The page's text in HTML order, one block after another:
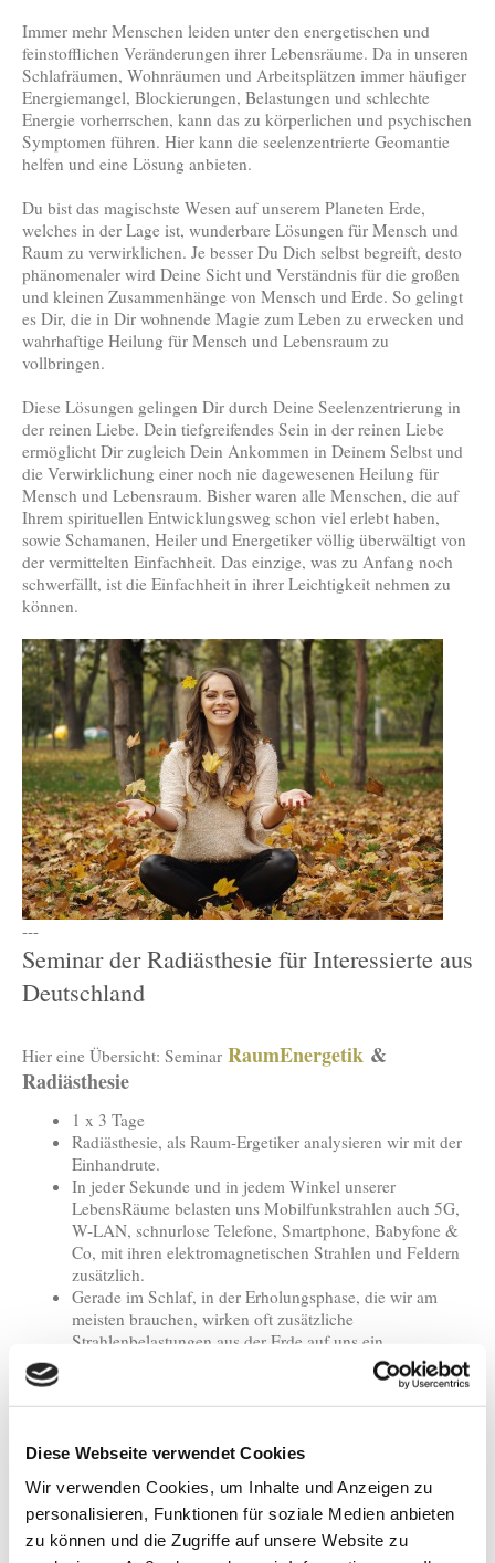
Diese Webseite verwendet Cookies
Wir verwenden Cookies, um Inhalte und Anzeigen zu
personalisieren, Funktionen für soziale Medien anbieten
zu können und die Zugriffe auf unsere Website zu
Immer mehr Menschen leiden unter den energetischen und
feinstofflichen Veränderungen ihrer Lebensräume. Da in unseren
Schlafräumen, Wohnräumen und Arbeitsplätzen immer häufiger
Energiemangel, Blockierungen, Belastungen und schlechte
Energie vorherrschen, kann das zu körperlichen und psychischen
Symptomen führen. Hier kann die seelenzentrierte Geomantie
helfen und eine Lösung anbieten.
Du bist das magischste Wesen auf unserem Planeten Erde,
welches in der Lage ist, wunderbare Lösungen für Mensch und
Raum zu verwirklichen. Je besser Du Dich selbst begreift, desto
phänomenaler wird Deine Sicht und Verständnis für die großen
und kleinen Zusammenhänge von Mensch und Erde. So gelingt
es Dir, die in Dir wohnende Magie zum Leben zu erwecken und
wahrhaftige Heilung für Mensch und Lebensraum zu
vollbringen.
Diese Lösungen gelingen Dir durch Deine Seelenzentrierung in
der reinen Liebe. Dein tiefgreifendes Sein in der reinen Liebe
ermöglicht Dir zugleich Dein Ankommen in Deinem Selbst und
die Verwirklichung einer noch nie dagewesenen Heilung für
Mensch und Lebensraum. Bisher waren alle Menschen, die auf
Ihrem spirituellen Entwicklungsweg schon viel erlebt haben,
sowie Schamanen, Heiler und Energetiker völlig überwältigt von
der vermittelten Einfachheit. Das einzige, was zu Anfang noch
schwerfällt, ist die Einfachheit in ihrer Leichtigkeit nehmen zu
können.
---
Seminar der Radiästhesie für Interessierte aus
Deutschland
Hier eine Übersicht: Seminar RaumEnergetik &
Radiästhesie
1 x 3 Tage
Radiästhesie, als Raum-Ergetiker analysieren wir mit der
Einhandrute.
In jeder Sekunde und in jedem Winkel unserer
LebensRäume belasten uns Mobilfunkstrahlen auch 5G,
W-LAN, schnurlose Telefone, Smartphone, Babyfone &
Co, mit ihren elektromagnetischen Strahlen und Feldern
zusätzlich.
Gerade im Schlaf, in der Erholungsphase, die wir am
meisten brauchen, wirken oft zusätzliche
Strahlenbelastungen aus der Erde auf uns ein.
Verursacher dieser zusätzlichen feinstofflichen
Gesteinsverwerfungen, verschiedene Gitternetze usw.
der energetischen Strahlen- und Feld-Belastungen wie
Co.
Erschaffe gesunde Schlafplätze und vitalisierende
LebensRäume!